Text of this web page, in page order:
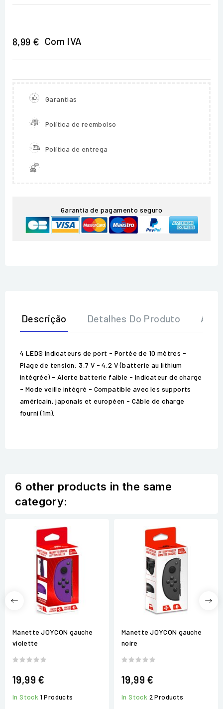
8,99 € Com IVA
Garantias
Política de reembolso
Política de entrega
Garantia de pagamento seguro
Descrição Detalhes Do Produto
4 LEDS indicateurs de port - Portée de 10 mètres -
Plage de tension: 3,7 V - 4,2 V (batterie au lithium
intégrée) - Alerte batterie faible - Indicateur de charge
- Mode veille intégré - Compatible avec les supports
américain, japonais et européen - Câble de charge
fourni (1m).
6 other products in the same
category:
Manette JOYCON gauche
violette
19,99 €
In Stock 1 Products
Manette JOYCON gauche
noire
19,99 €
In Stock 2 Products